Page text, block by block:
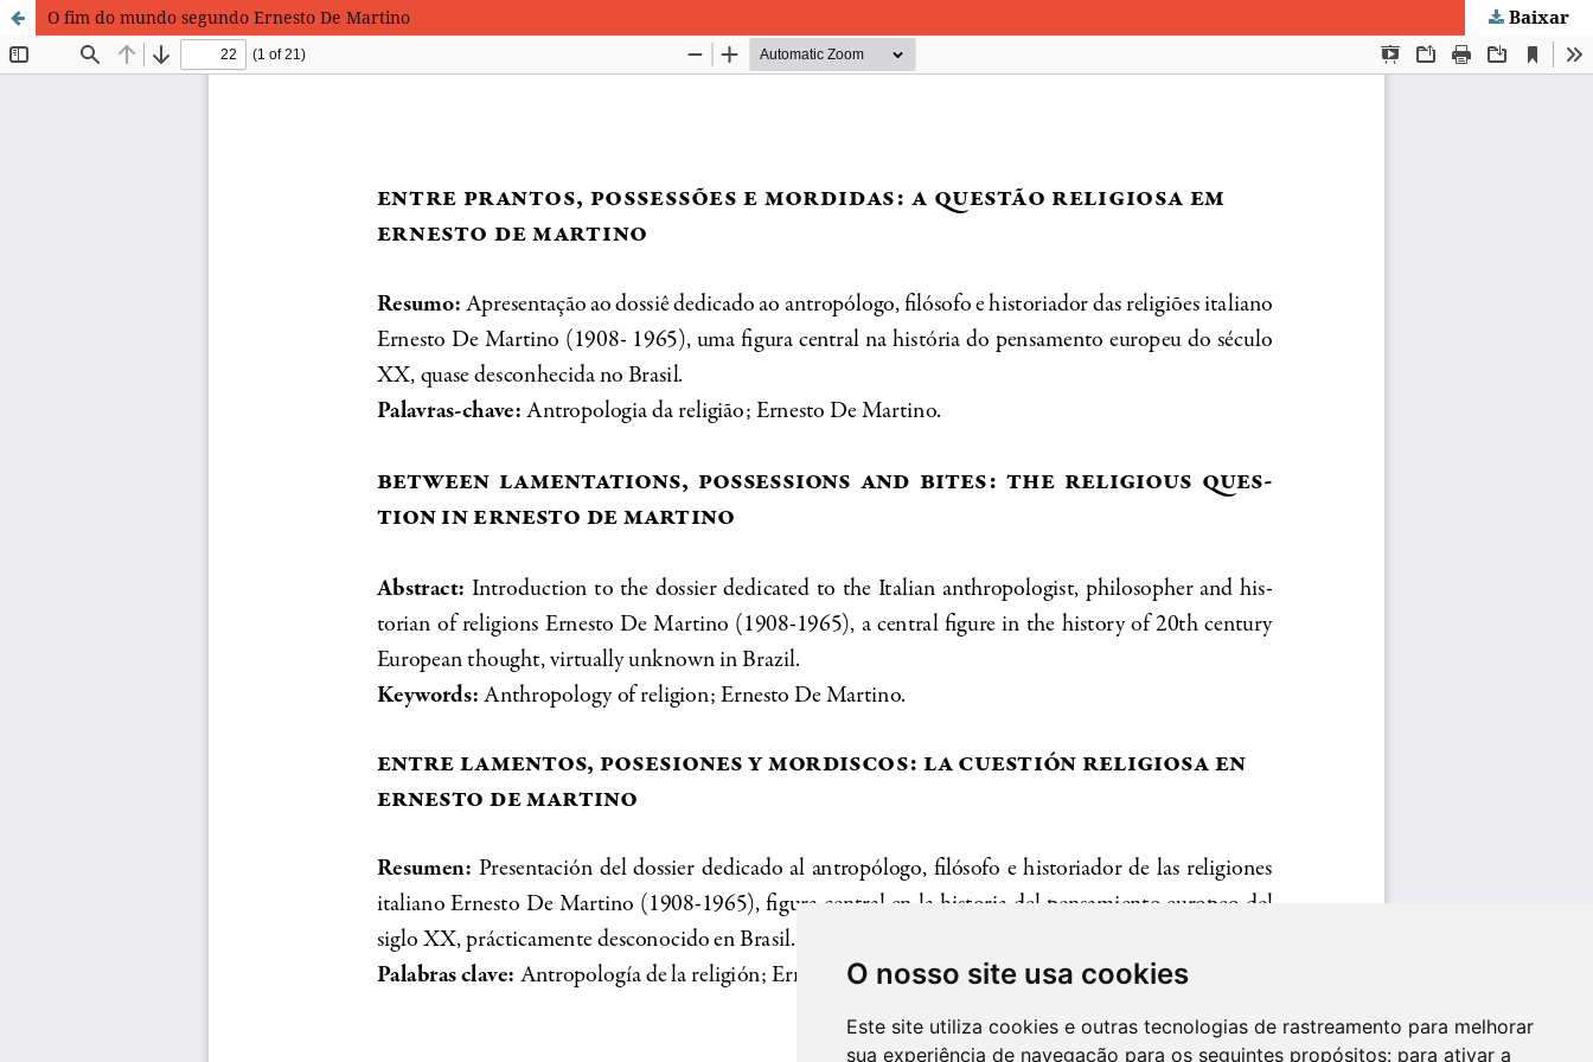
O nosso site usa cookies
Este site utiliza cookies e outras tecnologias de rastreamento para melhorar
sua experiência de navegação para os seguintes propósitos: para ativar a
O fim do mundo segundo Ernesto De Martino Baixar